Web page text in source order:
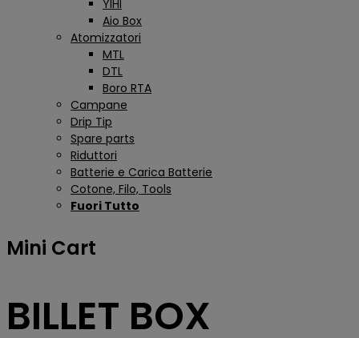
YIHI
Aio Box
Atomizzatori
MTL
DTL
Boro RTA
Campane
Drip Tip
Spare parts
Riduttori
Batterie e Carica Batterie
Cotone, Filo, Tools
Fuori Tutto
Mini Cart
BILLET BOX